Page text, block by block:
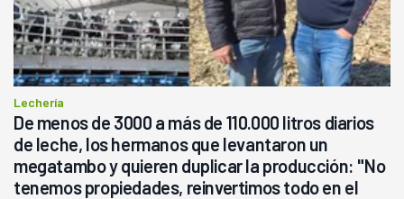
Lechería
De menos de 3000 a más de 110.000 litros diarios
de leche, los hermanos que levantaron un
megatambo y quieren duplicar la producción: "No
tenemos propiedades, reinvertimos todo en el